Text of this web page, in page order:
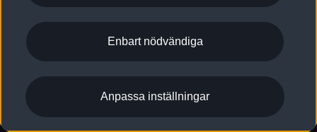
Lediga tjänster huvudkontor
Lediga tjänster hos Audi Återförsäljare
Kommentar till mediauppgifter om dataläcka
Enbart nödvändiga
Anpassa inställningar